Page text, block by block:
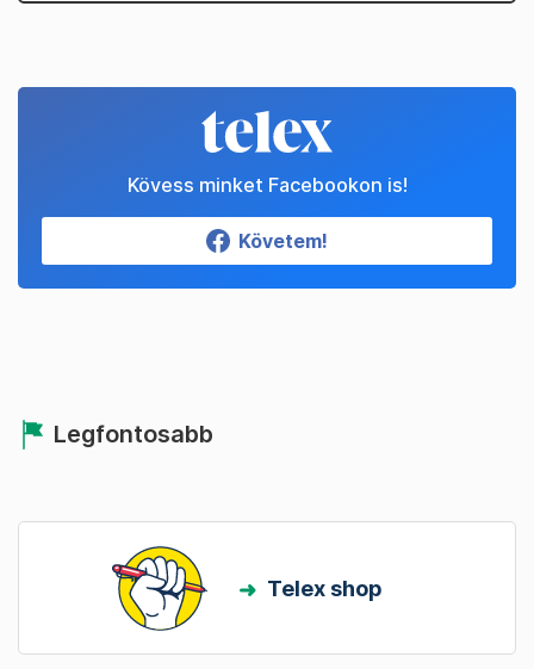
Kövess minket Facebookon is!
Követem!
Legfontosabb
Telex shop